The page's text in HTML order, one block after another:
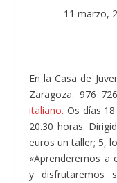
11 marzo,
En la Casa de
Zaragoza. 976
italiano. Os días
20.30 horas.
euros un taller; 5,
«Aprenderemos a
y disfrutaremos